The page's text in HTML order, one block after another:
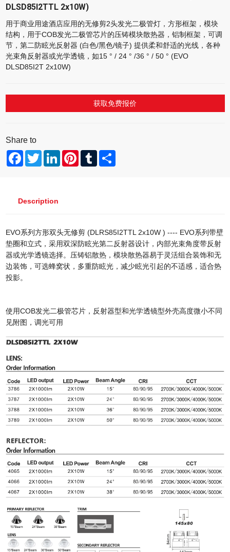
DLSD85I2TTL 2x10W)
用于商业用途酒店应用的无修剪2头发光二极管灯，方形框架，模块
结构，用于COB发光二极管芯片的压铸模块散热器，铝制框架，可调
节，第二防眩光反射器 (白色/黑色/镜子) 提供柔和舒适的光线，各种
光束角反射器或光学透镜，如15 ° / 24 ° /36 ° / 50 ° (EVO
DLSD85I2T 2x10W)
获取免费报价
Share to
FacebookTwitterLinkedInPinterestTumblrShare
Description
EVO系列方形双头无修剪 (DLRS85I2TTL 2x10W ) ---- EVO系列带壁
垫圈和立式，采用双深防眩光第二反射器设计，内部光束角度带反射
器或光学透镜选择。压铸铝散热，模块散热器易于灵活组合装饰和无
边装饰，可选蜂窝状，多重防眩光，减少眩光引起的不适感，适合热
投影。
使用COB发光二极管芯片，反射器型和光学透镜型外壳高度微小不同
见附图，调光可用